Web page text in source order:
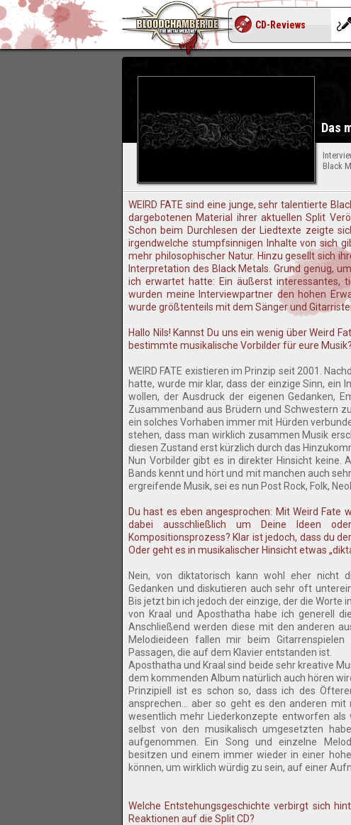
Das
Black
WEIRD FATE sind eine junge, sehr talentierte
dargebotenen Material ihrer aktuellen Split
Schon beim Durchlesen der Liedtexte zeigte
irgendwelche stumpfsinnigen Inhalte von sich
mehr philosophischer Natur. Hinzu gesellt sich
Interpretation des Black Metals. Grund genug,
ich erwartet hatte: Ein äußerst interessantes,
wurden meine Interviewpartner den hohen
wurde größtenteils mit dem Sänger und
Hallo Nils! Kannst Du uns ein wenig über Weird
bestimmte musikalische Vorbilder für eure Musik?
WEIRD FATE existieren im Prinzip seit 2001.
hatte, wurde mir klar, dass der einzige Sinn, ein
wollen, der Ausdruck der eigenen Gedanken,
Zusammenband aus Brüdern und Schwestern
ein solches Vorhaben immer mit Hürden
stehen, dass man wirklich zusammen Musik
diesen Zustand erst kürzlich durch das
Nun Vorbilder gibt es in direkter Hinsicht keine.
Bands kennt und hört und mit manchen auch
ergreifende Musik, sei es nun Post Rock, Folk,
Du hast es eben angesprochen: Mit Weird Fate
dabei ausschließlich um Deine Ideen
Kompositionsprozess? Klar ist jedoch, dass du
Oder geht es in musikalischer Hinsicht etwas
Nein, von diktatorisch kann wohl eher nicht
Gedanken und diskutieren auch sehr oft
Bis jetzt bin ich jedoch der einzige, der die
von Kraal und Aposthatha habe ich generell
Anschließend werden diese mit den anderen
Melodieideen fallen mir beim
Passagen, die auf dem Klavier entstanden ist.
Aposthatha und Kraal sind beide sehr kreative
dem kommenden Album natürlich auch hören
Prinzipiell ist es schon so, dass ich des
ansprechen... aber so geht es den anderen
wesentlich mehr Liederkonzepte entworfen
selbst von den musikalisch umgesetzten
aufgenommen. Ein Song und einzelne
besitzen und einem immer wieder in einer
können, um wirklich würdig zu sein, auf einer
Welche Entstehungsgeschichte verbirgt sich
Reaktionen auf die Split CD?
CD-Reviews